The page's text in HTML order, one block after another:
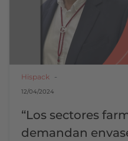
Hispack
12/04/2024
“Los sectores
demandan